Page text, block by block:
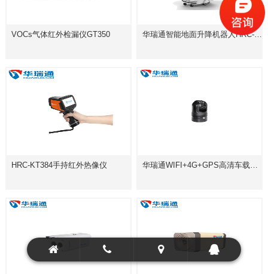
VOCs气体红外检漏仪GT350 华瑞通智能地面升降机器人HRC-R600D2S
HRC-KT384手持红外热像仪 华瑞通WIFI+4G+GPS高清车载球型摄像机HRC-P6120P